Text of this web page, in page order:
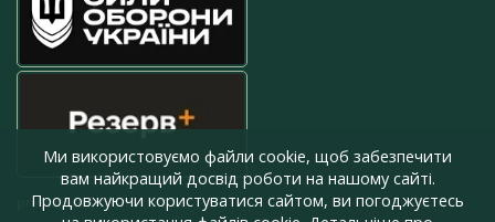
press@armyinform.com.ua
Ми використовуємо файли cookie, щоб забезпечити
вам найкращий досвід роботи на нашому сайті.
Продовжуючи користуватися сайтом, ви погоджуєтесь